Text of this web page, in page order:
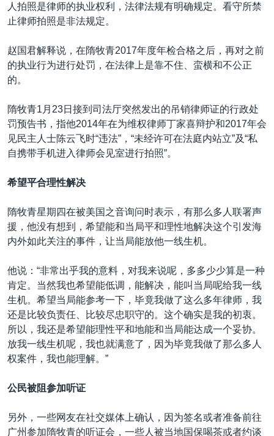
人拍照是律师的执业权利，法律法规有明确规定。看守所禁
止律师拍照是非法规定。
赵国君解释说，在隋牧青2017年度年检合格之后，再对之前
的执业行为进行处罚，在法律上是靠不住、蛮横和不公正
的。
隋牧青1月23日接到司法厅突然发出的吊销律师证的行政处
罚预告书，指他2014年在为维权律师丁家喜辩护和2017年会
见民主人士陈云飞时“违法”，“未经许可在法庭内站立”及“私
自携带手机进入律师会见室进行拍照”。
希望平合理性解决
隋牧青星期四在被美国之音询问时表示，有那么多人联署声
援，他没有想到，希望能和当局平和理性地解决这个引发海
内外如此关注的事件，让当局能放他一线生机。
他说：“非常出乎我的意料，对我来说呢，多多少少算是一种
肯定。当然我也希望能低调，能解决，能叫当局呢给我一线
生机。希望当局能参考一下，毕竟我做了这么多年律师，我
还是比较负责任、比较尽忠职守的。这个确实是我的初衷。
所以，我还是希望能理性平和地能和当局能达成一个妥协。
放我一线生机呢，我也就满意了，因为毕竟我做了那么多人
权案件，我也能理解。”
公民被阻参加听证
另外，一些网友在社交媒体上确认，因为签名或者准备前往
广州参加隋牧青的听证会，一些人被当地国保喝茶或者约谈